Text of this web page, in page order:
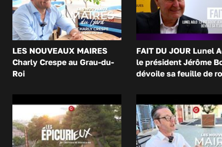
LES NOUVEAUX MAIRES
Charly Crespe au Grau-du-
Roi
FAIT DU JOUR Lunel
le président Jérôme
dévoile sa feuille de